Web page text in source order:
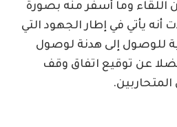
وما أسفر منه بصورة
أنه يأتي في إطار الجهود التي
للوصول إلى هدنة لوصول
عن توقيع اتفاق وقف
المتحاربين.